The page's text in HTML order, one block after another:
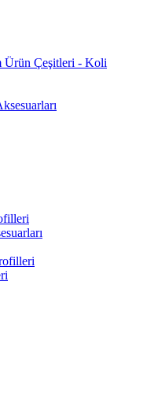
Ürün Çeşitleri - Koli